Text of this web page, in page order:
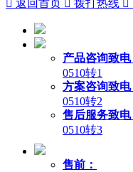
 返回首页  拨打热线 
产品咨询致电
0510转1
方案咨询致电
0510转2
售后服务致电
0510转3
售前：